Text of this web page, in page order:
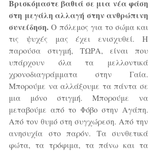
Βρισκόμαστε βαθιά σε μια νέα φάση
στη μεγάλη αλλαγή στην ανθρώπινη
συνείδηση. Ο πόλεμος για το σώμα και
τις ψυχές μας έχει ενισχυθεί. Η
παρούσα στιγμή, ΤΩΡΑ, είναι που
υπάρχουν όλα τα μελλοντικά
χρονοδιαγράμματα στην Γαία.
Μπορούμε να αλλάξουμε τα πάντα σε
μια μόνο στιγμή. Μπορούμε να
μεταβούμε από το Φόβο στην Αγάπη.
Από τον θυμό στη συγχώρεση. Από την
ανησυχία στο παρόν. Τα συνθετικά
φώτα, τα τρόφιμα, τα πάνω και τα